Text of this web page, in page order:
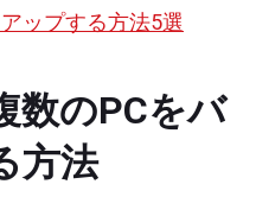
ップする方法5選
数のPCをバ
方法